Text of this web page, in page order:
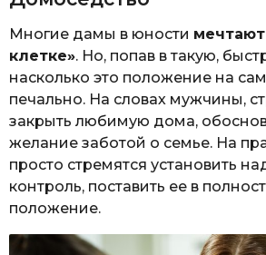
Многие дамы в юности
клетке». Но, попав в такую,
насколько это положение на
печально. На словах мужчины,
закрыть любимую дома,
желание заботой о семье. На
просто стремятся установить
контроль, поставить ее в
положение.